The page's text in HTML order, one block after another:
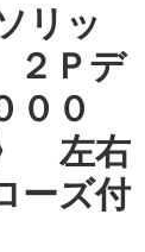
リッ
Ｐデ
０
左右
ズ付